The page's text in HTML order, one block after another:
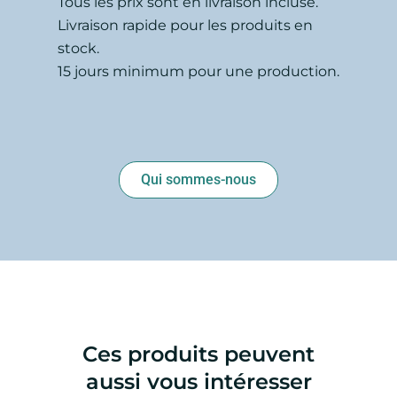
Livraison rapide pour les produits en
stock.
15 jours minimum pour une production.
Qui sommes-nous
Ces produits peuvent
aussi vous intéresser